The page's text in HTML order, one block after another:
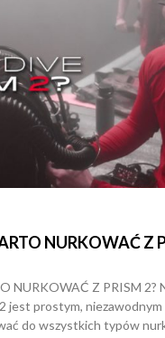
NURKOWAĆ Z
NURKOWAĆ Z PRISM 2?
jest prostym,
do wszystkich typów